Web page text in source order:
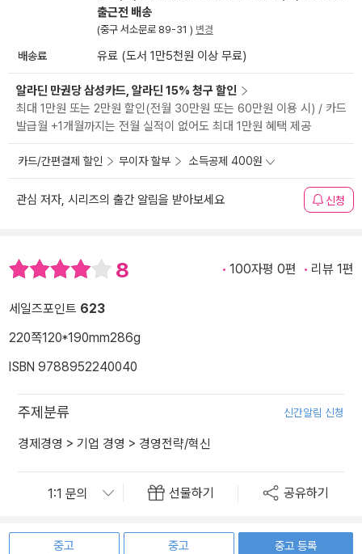
출근전 배송
(중구 서소문로 89-31 ) 변경
배송료 유료 (도서 1만5천원 이상 무료)
알라딘 만권당 삼성카드, 알라딘 15% 청구 할인
최대 1만원 또는 2만원 할인(전월 30만원 또는 60만원 이용 시) / 카드
발급월 +1개월까지는 전월 실적이 없어도 최대 1만원 혜택 제공
카드/간편결제 할인 무이자 할부 소득공제 400원
관심 저자, 시리즈의 출간 알림을 받아보세요 신청
8 100자평 0편 리뷰 1편
세일즈포인트 623
220쪽120*190mm286g
ISBN 9788952240040
주제분류 신간알림 신청
경제경영 > 기업 경영 > 경영전략/혁신
선물하기 공유하기
중고
중고
중고 등록